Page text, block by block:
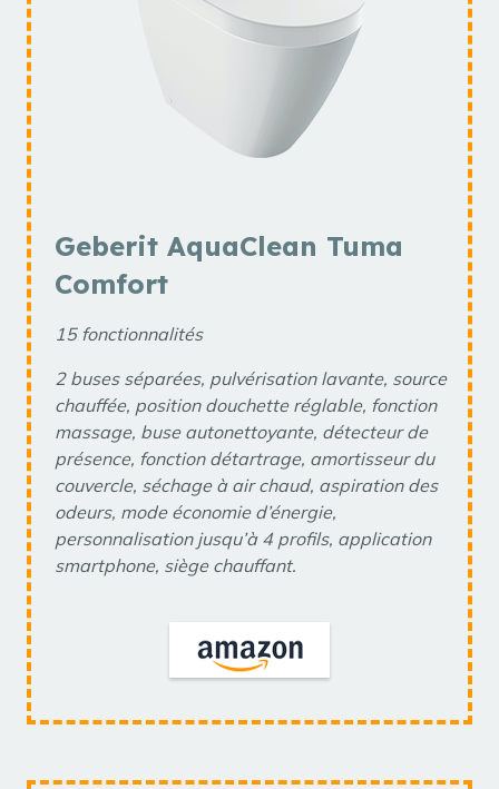
Geberit AquaClean Tuma
Comfort
15 fonctionnalités
2 buses séparées, pulvérisation lavante, source
chauffée, position douchette réglable, fonction
massage, buse autonettoyante, détecteur de
présence, fonction détartrage, amortisseur du
couvercle, séchage à air chaud, aspiration des
odeurs, mode économie d’énergie,
personnalisation jusqu’à 4 profils, application
smartphone, siège chauffant.